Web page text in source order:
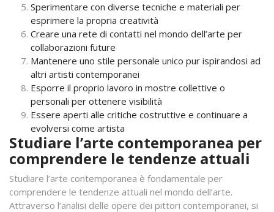
Sperimentare con diverse tecniche e materiali per
esprimere la propria creatività
Creare una rete di contatti nel mondo dell’arte per
collaborazioni future
Mantenere uno stile personale unico pur ispirandosi ad
altri artisti contemporanei
Esporre il proprio lavoro in mostre collettive o
personali per ottenere visibilità
Essere aperti alle critiche costruttive e continuare a
evolversi come artista
Studiare l’arte contemporanea per
comprendere le tendenze attuali
Studiare l’arte contemporanea è fondamentale per
comprendere le tendenze attuali nel mondo dell’arte.
Attraverso l’analisi delle opere dei pittori contemporanei, si